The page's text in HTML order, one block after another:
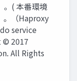
。( 本番環境
。（Haproxy
service
© 2017
All Rights